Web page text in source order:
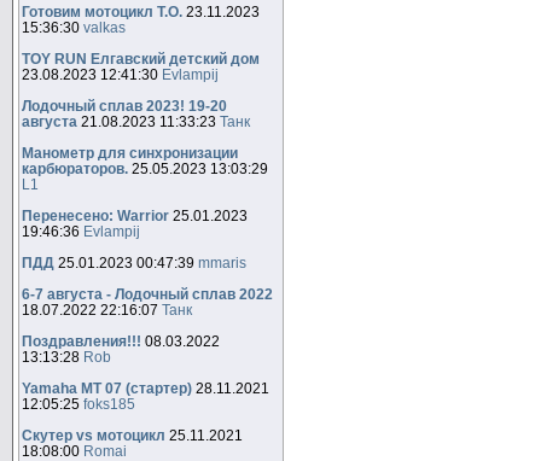
Готовим мотоцикл Т.О. 23.11.2023
15:36:30valkas
TOY RUN Елгавский детский дом
23.08.2023 12:41:30 Evlampij
Лодочный сплав 2023! 19-20
августа 21.08.2023 11:33:23Танк
Манометр для синхронизации
карбюраторов. 25.05.2023 13:03:29
L1
Перенесено: Warrior 25.01.2023
19:46:36 Evlampij
ПДД 25.01.2023 00:47:39mmaris
6-7 августа - Лодочный сплав 2022
18.07.2022 22:16:07Танк
Поздравления!!! 08.03.2022
13:13:28 Rob
Yamaha MT 07 (стартер) 28.11.2021
12:05:25foks185
Скутер vs мотоцикл25.11.2021
18:08:00 Romai